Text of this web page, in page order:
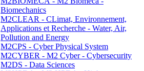
Biomechanics
M2CLEAR - CLimat, Environnement,
Applications et Recherche - Water, Air,
Pollution and Energy
M2CPS - Cyber Physical System
M2CYBER - M2 Cyber - Cybersecurity
M2DS - Data Sciences